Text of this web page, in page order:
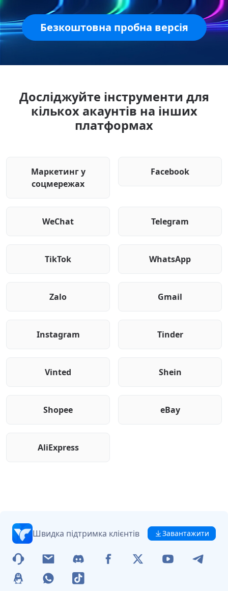
Безкоштовна пробна версія
Досліджуйте інструменти для
кількох акаунтів на інших
платформах
Маркетинг у
соцмережах
Facebook
WeChat Telegram
TikTok WhatsApp
Zalo Gmail
Instagram Tinder
Vinted Shein
Shopee eBay
AliExpress
Швидка підтримка клієнтів Завантажити